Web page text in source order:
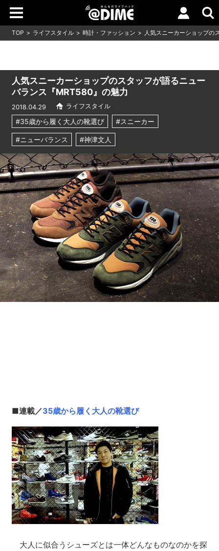
TOP ライフスタイル 時計・ファッション 人気スニーカーショップの
人気スニーカーショップのスタッフが語るニュー
バランス『MRT580』の魅力
2018.04.29 ライフスタイル
#35歳から履く大人の靴選び #スニーカー
#ニューバランス #神津文人
■連載／35歳から履く大人の靴選び
大人に似合うシューズとは一体どんなものなのかを探